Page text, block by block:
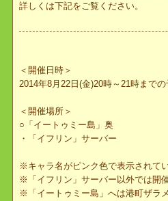
＜開催日時＞
2014年8月22日(金)20時～21時まで
○「イートゥミー島」奥
・「イフリン」サーバー